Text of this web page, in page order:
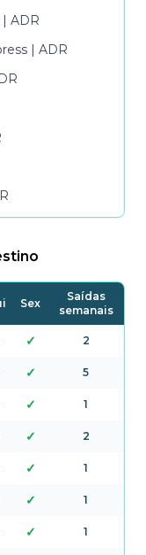
ADR
| ADR
Sex
Saídas
semanais
✓ 2
✓ 5
✓ 1
✓ 2
✓ 1
✓ 1
✓ 1